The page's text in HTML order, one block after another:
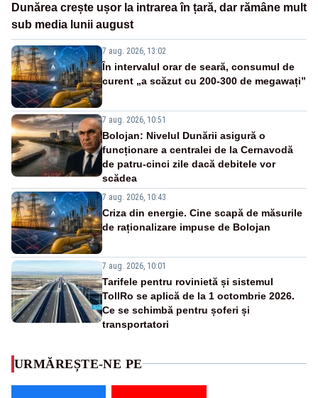
Dunărea crește ușor la intrarea în țară, dar rămâne mult
sub media lunii august
7 aug. 2026, 13:02
În intervalul orar de seară, consumul de
curent „a scăzut cu 200-300 de megawați”
7 aug. 2026, 10:51
Bolojan: Nivelul Dunării asigură o
funcționare a centralei de la Cernavodă
de patru-cinci zile dacă debitele vor
scădea
7 aug. 2026, 10:43
Criza din energie. Cine scapă de măsurile
de raționalizare impuse de Bolojan
7 aug. 2026, 10:01
Tarifele pentru rovinietă și sistemul
TollRo se aplică de la 1 octombrie 2026.
Ce se schimbă pentru șoferi și
transportatori
URMĂREȘTE-NE PE